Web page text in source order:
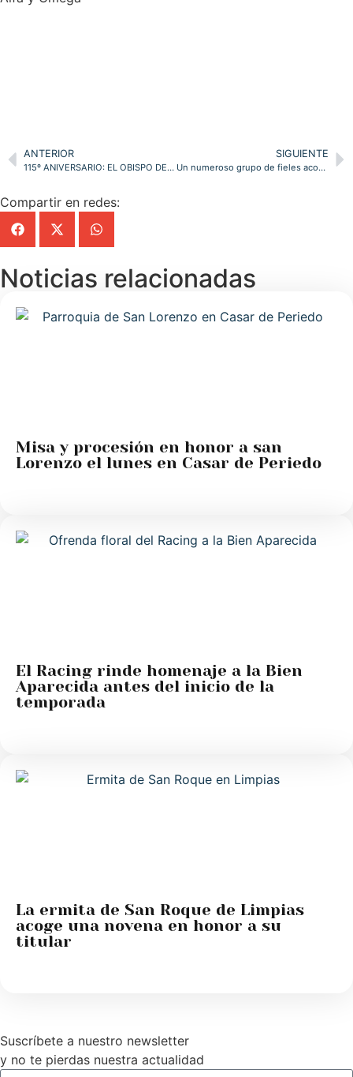
ANTERIOR
115º ANIVERSARIO: EL OBISPO DE SANTANDER, EL JUEVES 20, EN LA ASUNCIÓN DE TORRELAVEGA
SIGUIENTE
Un numeroso grupo de fieles acompañó a D. Manuel en Torrelavega
Compartir en redes:
Noticias relacionadas
Misa y procesión en honor a san
Lorenzo el lunes en Casar de Periedo
El Racing rinde homenaje a la Bien
Aparecida antes del inicio de la
temporada
La ermita de San Roque de Limpias
acoge una novena en honor a su
titular
Suscríbete a nuestro newsletter
y no te pierdas nuestra actualidad